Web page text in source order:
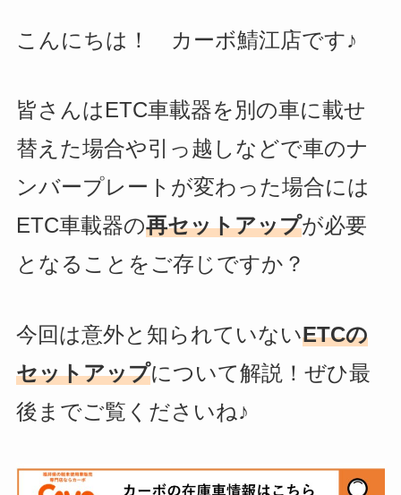
こんにちは！ カーボ鯖江店です♪
皆さんはETC車載器を別の車に載せ
替えた場合や引っ越しなどで車のナ
ンバープレートが変わった場合には
ETC車載器の再セットアップが必要
となることをご存じですか？
今回は意外と知られていないETCの
セットアップについて解説！ぜひ最
後までご覧くださいね♪